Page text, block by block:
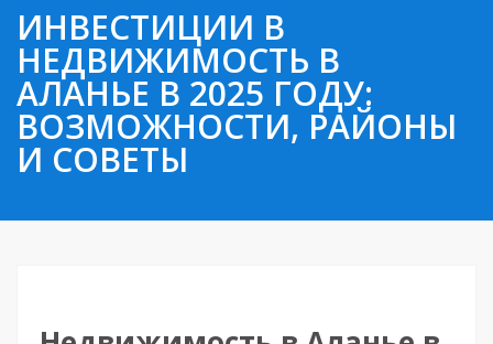
Ukrainian
НОВОСТРОЙКА
ГОТОВАЯ НЕДВИЖИМОСТЬ
ЗЕМЕЛЬНЫЙ УЧАСТОК НА ПРОДАЖУ
ИНВЕСТИЦИИ В
НЕДВИЖИМОСТЬ В
АЛАНЬЕ В 2025 ГОДУ:
ВОЗМОЖНОСТИ, РАЙОНЫ
И СОВЕТЫ